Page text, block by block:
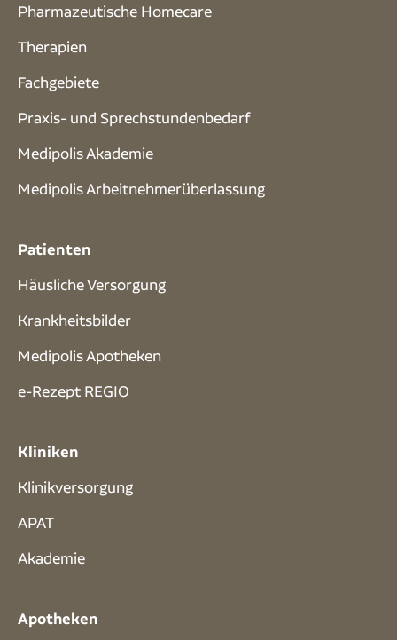
Pharmazeutische Homecare
Therapien
Fachgebiete
Praxis- und Sprech­stunden­bedarf
Medipolis Akademie
Medipolis Arbeitnehmerüberlassung
Patienten
Häusliche Versorgung
Krankheitsbilder
Medipolis Apotheken
e-Rezept REGIO
Kliniken
Klinikversorgung
APAT
Akademie
Apotheken